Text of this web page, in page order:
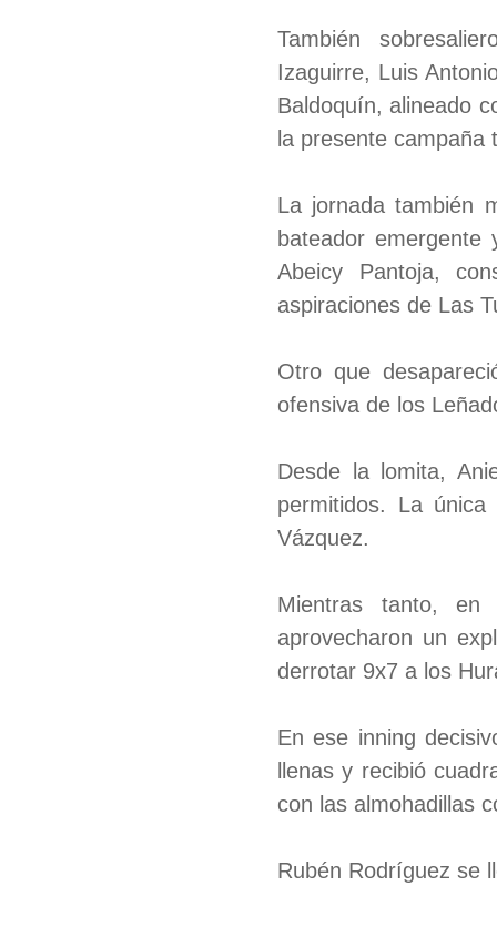
También
Izaguirre, Luis
Baldoquín, alineado
la presente
La jornada también
bateador
Abeicy Pantoja,
aspiraciones de Las
Otro que
ofensiva de los
Desde la lomita,
permitidos. La
Vázquez.
Mientras tanto, en
aprovecharon un
derrotar 9x7 a los
En ese inning
llenas y recibió
con las almohadillas
Rubén Rodríguez se